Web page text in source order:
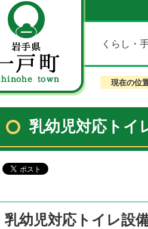
くらし・
現在の位
乳幼児対応トイ
乳幼児対応トイレ設